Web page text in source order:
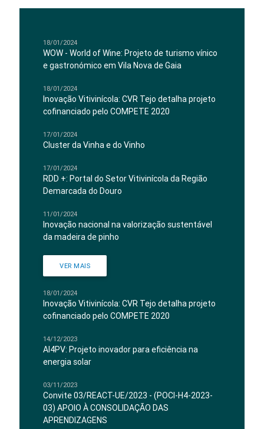
18/01/2024
WOW - World of Wine: Projeto de turismo vínico
e gastronómico em Vila Nova de Gaia
18/01/2024
Inovação Vitivinícola: CVR Tejo detalha projeto
cofinanciado pelo COMPETE 2020
17/01/2024
Cluster da Vinha e do Vinho
17/01/2024
RDD +: Portal do Setor Vitivinícola da Região
Demarcada do Douro
11/01/2024
Inovação nacional na valorização sustentável
da madeira de pinho
VER MAIS
18/01/2024
Inovação Vitivinícola: CVR Tejo detalha projeto
cofinanciado pelo COMPETE 2020
14/12/2023
AI4PV: Projeto inovador para eficiência na
energia solar
03/11/2023
Convite 03/REACT-UE/2023 - (POCI-H4-2023-
03) APOIO À CONSOLIDAÇÃO DAS
APRENDIZAGENS